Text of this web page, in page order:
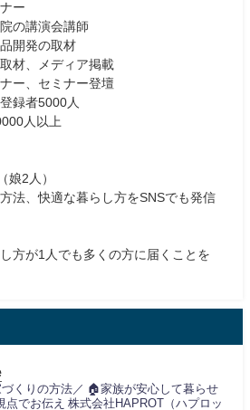
ー
の講演会講師
開発の取材
材、メディア掲載
ー、セミナー登壇
録者5000人
人以上
娘2人）
法、快適な暮らし方をSNSでも発信
方が1人でも多くの方に届くことを
くりの方法／ 🏠家族が安心して暮らせ
点でお伝え 株式会社HAPROT（ハプロッ